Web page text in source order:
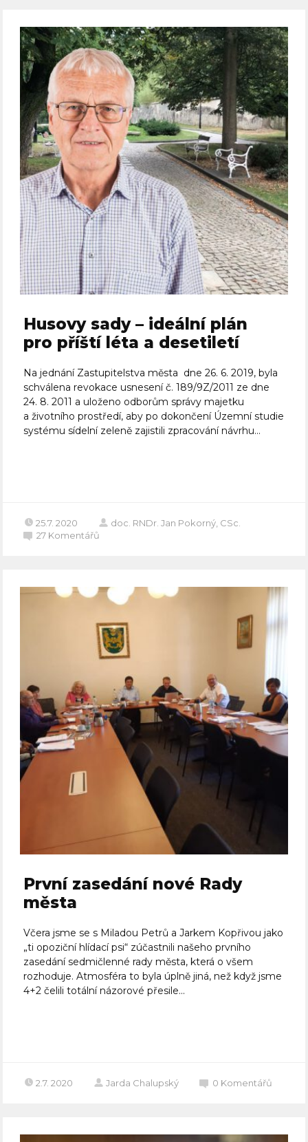
Husovy sady – ideální plán
pro příští léta a desetiletí
Na jednání Zastupitelstva města dne 26. 6. 2019, byla
schválena revokace usnesení č. 189/9Z/2011 ze dne
24. 8. 2011 a uloženo odborům správy majetku
a životního prostředí, aby po dokončení Územní studie
systému sídelní zeleně zajistili zpracování návrhu...
25.7. 2020
doc. RNDr. Jan Pokorný, CSc.
27 Komentářů
První zasedání nové Rady
města
Včera jsme se s Miladou Petrů a Jarkem Kopřivou jako
„ti opoziční hlídací psi“ zúčastnili našeho prvního
zasedání sedmičlenné rady města, která o všem
rozhoduje. Atmosféra to byla úplně jiná, než když jsme
4+2 čelili totální názorové přesile...
2.7. 2020 Jarda Chalupský 0 Komentářů